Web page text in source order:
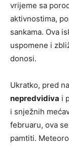
vrijeme sa
aktivnostima,
sankama. Ova
uspomene i
donosi.
Ukratko, pred
nepredvidiva i
i snježnih
februaru, ova
pamtiti.